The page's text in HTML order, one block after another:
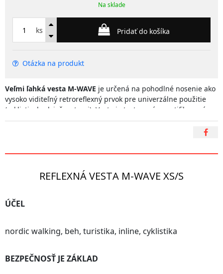
Na sklade
ks Pridať do košíka
Otázka na produkt
Veľmi ľahká vesta M-WAVE je určená na pohodlné nosenie ako
vysoko viditeľný retroreflexný prvok pre univerzálne použitie
(cyklisti, chodci, športovci). Vesta je testovaná a certifikovaná
podľa európskej normy EN1150. Vďaka reflexným pásikom
vpredu, vzadu aj po bokoch budete viditeľní zo všetkých strán.
sú veľkosti XS/S, M/L a XL/XXL. Zároveň je nastaviteľná pomocou
REFLEXNÁ VESTA M-WAVE XS/S
ÚČEL
nordic walking, beh, turistika, inline, cyklistika
BEZPEČNOSŤ JE ZÁKLAD